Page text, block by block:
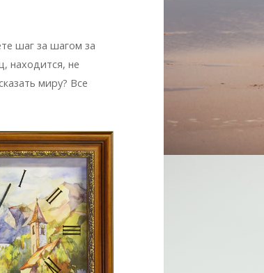
шаг за шагом за
находится, не
миру? Все